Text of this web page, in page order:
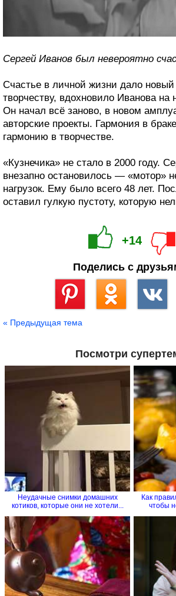
Сергей Иванов был невероятно
Счастье в личной жизни дало новый
творчеству, вдохновило Иванова
Он начал всё заново, в новом
авторские проекты. Гармония в
гармонию в творчестве.
«Кузнечика» не стало в 2000 году.
внезапно остановилось — «мотор»
нагрузок. Ему было всего 48 лет.
оставил гулкую пустоту, которую
+14
Поделись с
« Предыдущая тема
Посмотри
Неудачные снимки домашних
котиков, которые они не хотели...
Как
чтобы